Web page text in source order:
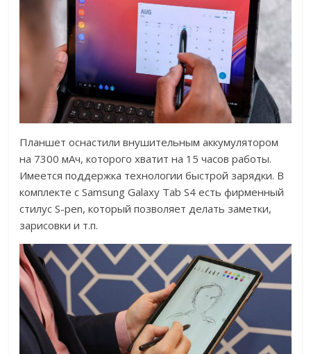
Планшет оснастили внушительным аккумулятором
на 7300 мАч, которого хватит на 15 часов работы.
Имеется поддержка технологии быстрой зарядки. В
комплекте с Samsung Galaxy Tab S4 есть фирменный
стилус S-pen, который позволяет делать заметки,
зарисовки и т.п.